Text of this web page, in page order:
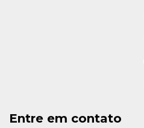
Entre em contato